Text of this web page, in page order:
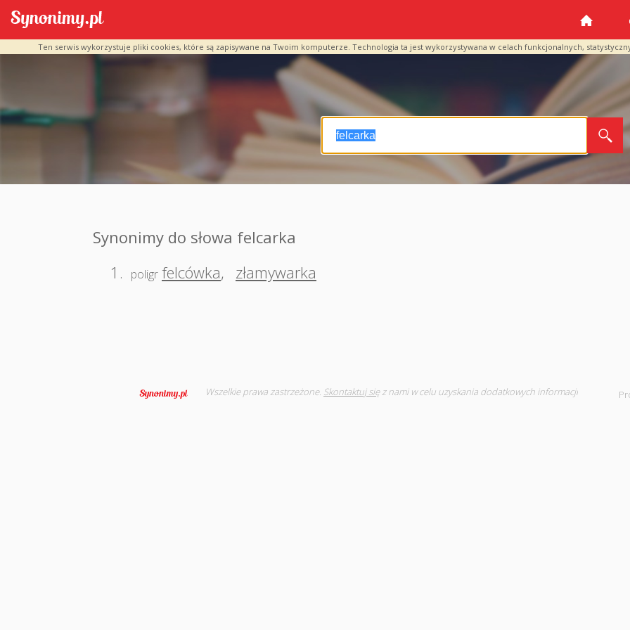
Ten serwis wykorzystuje pliki cookies, które są zapisywane na Twoim komputerze. Technologia ta jest wykorzystywana w celach funkcjonalnych,
Synonimy do słowa felcarka
1.
poligr felcówka, złamywarka
Wszelkie prawa zastrzeżone. Skontaktuj sięz nami w celu uzyskania dodatkowych informacji